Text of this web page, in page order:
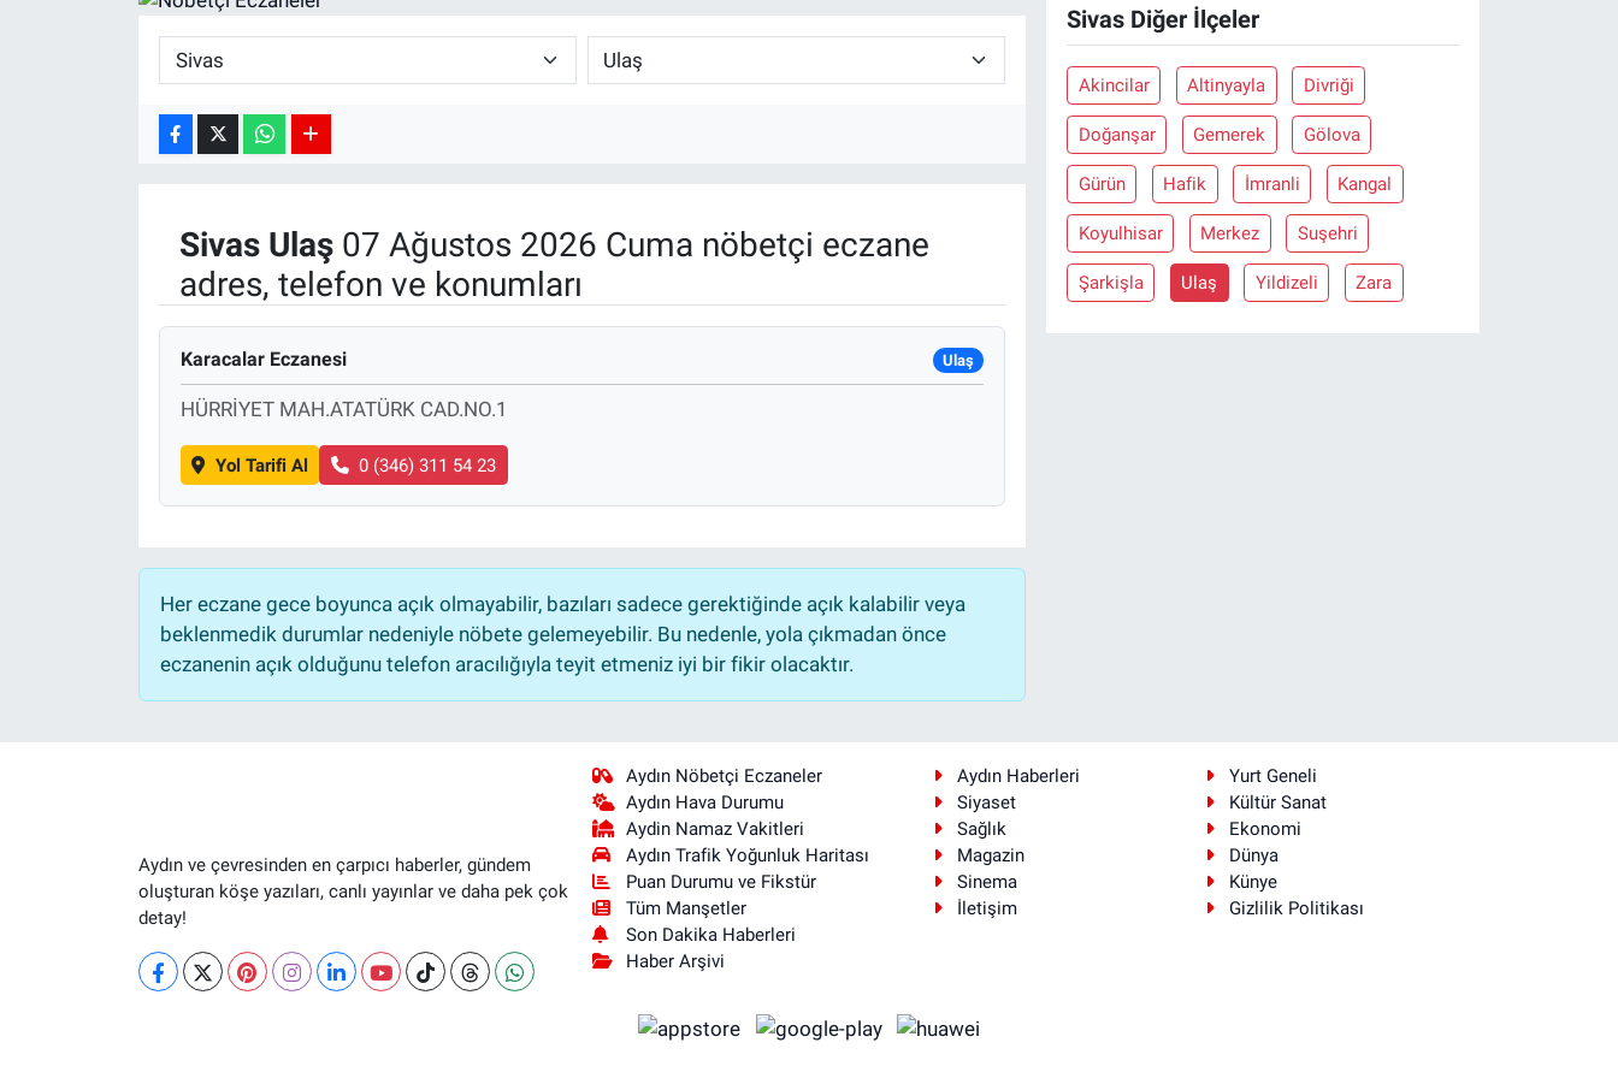
Sivas Ulaş07 Ağustos 2026 Cuma nöbetçi eczane
adres, telefon ve konumları
Karacalar Eczanesi Ulaş
HÜRRİYET MAH.ATATÜRK CAD.NO.1
Yol Tarifi Al 0 (346) 311 54 23
Her eczane gece boyunca açık olmayabilir, bazıları sadece gerektiğinde açık kalabilir veya
beklenmedik durumlar nedeniyle nöbete gelemeyebilir. Bu nedenle, yola çıkmadan önce
eczanenin açık olduğunu telefon aracılığıyla teyit etmeniz iyi bir fikir olacaktır.
Sivas Diğer İlçeler
Akincilar Altinyayla Divriği
Doğanşar Gemerek Gölova
Gürün Hafik İmranli Kangal
Koyulhisar Merkez Suşehri
Şarkişla Ulaş Yildizeli Zara
Aydın ve çevresinden en çarpıcı haberler, gündem
oluşturan köşe yazıları, canlı yayınlar ve daha pek çok
detay!
Aydın Nöbetçi Eczaneler
Aydın Hava Durumu
Aydin Namaz Vakitleri
Aydın Trafik Yoğunluk Haritası
Puan Durumu ve Fikstür
Tüm Manşetler
Son Dakika Haberleri
Haber Arşivi
Aydın Haberleri
Yurt Geneli
Siyaset
Kültür Sanat
Sağlık
Ekonomi
Magazin
Dünya
Sinema
Künye
İletişim
Gizlilik Politikası